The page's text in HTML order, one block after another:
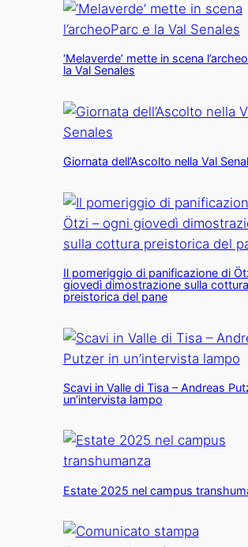
‘Melaverde’ mette in scena
la Val Senales
Giornata dell’Ascolto nella Val
Il pomeriggio di panificazione di
giovedì dimostrazione sulla cottura
preistorica del pane
Scavi in Valle di Tisa – Andreas
un’intervista lampo
Estate 2025 nel campus